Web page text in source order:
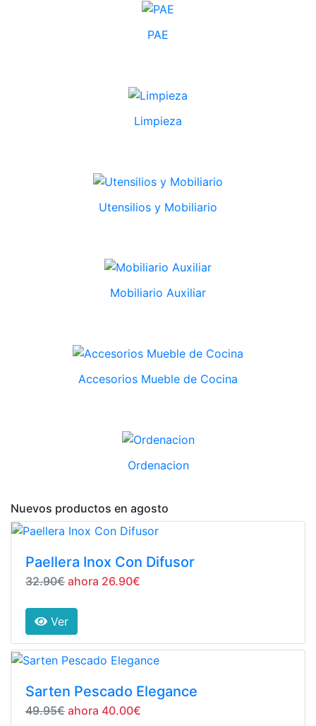
PAE
Limpieza
Utensilios y Mobiliario
Mobiliario Auxiliar
Accesorios Mueble de Cocina
Ordenacion
Nuevos productos en agosto
Paellera Inox Con Difusor
32.90€ ahora 26.90€
Ver
Sarten Pescado Elegance
49.95€ ahora 40.00€